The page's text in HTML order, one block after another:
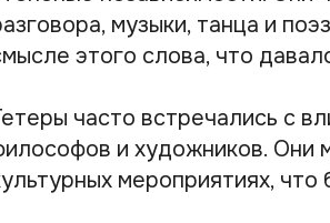
музыки, танца и
этого слова, что
часто встречались с
и художников. Они
мероприятиях,